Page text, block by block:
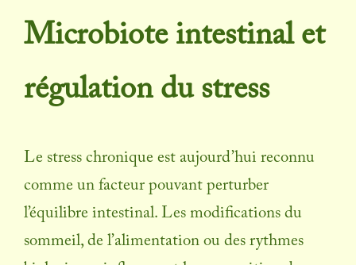
Microbiote intestinal et
régulation du stress
Le stress chronique est aujourd’hui reconnu
comme un facteur pouvant perturber
l’équilibre intestinal. Les modifications du
sommeil, de l’alimentation ou des rythmes